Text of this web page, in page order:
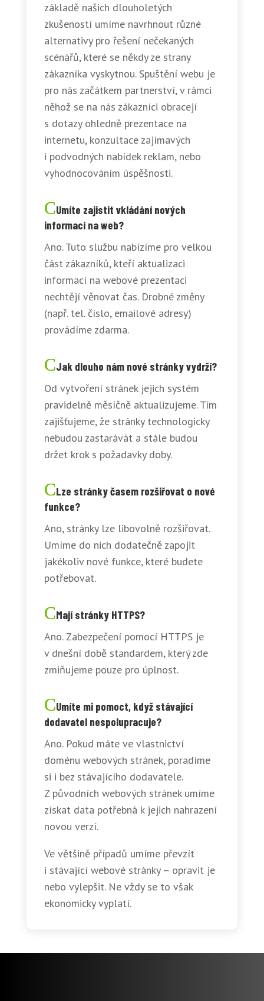
základě našich dlouholetých
zkušeností umíme navrhnout různé
alternativy pro řešení nečekaných
scénářů, které se někdy ze strany
zákazníka vyskytnou. Spuštění webu je
pro nás začátkem partnerství, v rámci
něhož se na nás zákazníci obracejí
s dotazy ohledně prezentace na
internetu, konzultace zajímavých
i podvodných nabídek reklam, nebo
vyhodnocováním úspěšnosti.
Umíte zajistit vkládání nových
informací na web?
Ano. Tuto službu nabízíme pro velkou
část zákazníků, kteří aktualizaci
informací na webové prezentaci
nechtějí věnovat čas. Drobné změny
(např. tel. číslo, emailové adresy)
provádíme zdarma.
Jak dlouho nám nové stránky vydrží?
Od vytvoření stránek jejich systém
pravidelně měsíčně aktualizujeme. Tím
zajišťujeme, že stránky technologicky
nebudou zastarávát a stále budou
držet krok s požadavky doby.
Lze stránky časem rozšiřovat o nové
funkce?
Ano, stránky lze libovolně rozšiřovat.
Umíme do nich dodatečně zapojit
jakékoliv nové funkce, které budete
potřebovat.
Mají stránky HTTPS?
Ano. Zabezpečení pomocí HTTPS je
v dnešní době standardem, který zde
zmiňujeme pouze pro úplnost.
Umíte mi pomoct, když stávající
dodavatel nespolupracuje?
Ano. Pokud máte ve vlastnictví
doménu webových stránek, poradíme
si i bez stávajícího dodavatele.
Z původních webových stránek umíme
získat data potřebná k jejich nahrazení
novou verzí.
Ve většině případů umíme převzít
i stávající webové stránky – opravit je
nebo vylepšit. Ne vždy se to však
ekonomicky vyplatí.